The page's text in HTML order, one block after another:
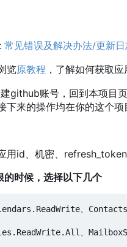
: 常见错误及解决办法/更新
览原教程 ，了解如何获取
github账号，回到本项目
下来的操作均在你的这个
用id、机密、
的时候，选择以下几个
、
、